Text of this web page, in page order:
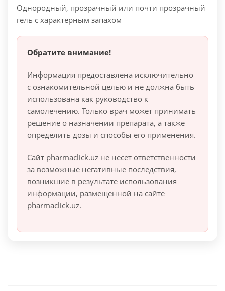
Однородный, прозрачный или почти прозрачный
гель с характерным запахом
Обратите внимание!
Информация предоставлена исключительно
с ознакомительной целью и не должна быть
использована как руководство к
самолечению. Только врач может принимать
решение о назначении препарата, а также
определить дозы и способы его применения.
Сайт pharmaclick.uz не несет ответственности
за возможные негативные последствия,
возникшие в результате использования
информации, размещенной на сайте
pharmaclick.uz.